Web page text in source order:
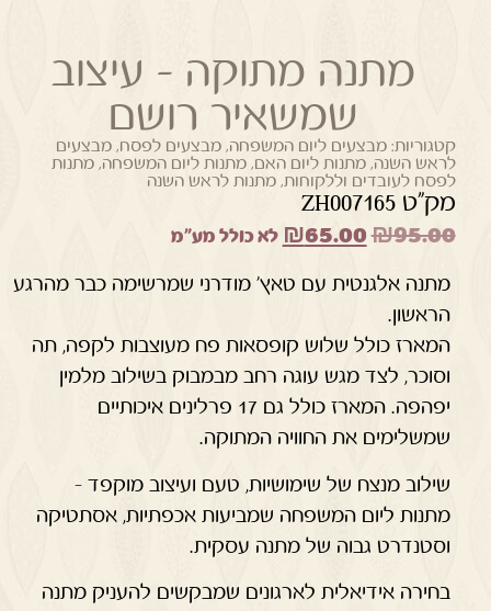
מתנה מתוקה – עיצוב
שמשאיר רושם
קטגוריות: מבצעים ליום המשפחה,מבצעים לפסח,מבצעים
לראש השנה,מתנות ליום האם,מתנות ליום המשפחה,מתנות
לפסח לעובדים וללקוחות,מתנות לראש השנה
מק"ט ZH007165
₪95.00
₪65.00 לא כולל מע"מ
מתנה אלגנטית עם טאץ' מודרני שמרשימה כבר מהרגע
הראשון.
המארז כולל שלוש קופסאות פח מעוצבות לקפה, תה
וסוכר, לצד מגש עוגה רחב מבמבוק בשילוב מלמין
יפהפה. המארז כולל גם 17 פרלינים איכותיים
שמשלימים את החוויה המתוקה.
שילוב מנצח של שימושיות, טעם ועיצוב מוקפד –
מתנות ליום המשפחה שמביעות אכפתיות, אסתטיקה
וסטנדרט גבוה של מתנה עסקית.
בחירה אידיאלית לארגונים שמבקשים להעניק מתנה